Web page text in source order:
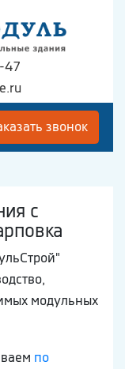
47
звонок
с
модульных
по